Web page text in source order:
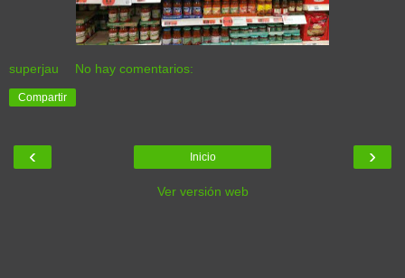
superjau No hay comentarios:
Compartir
‹ ›
Inicio
Ver versión web